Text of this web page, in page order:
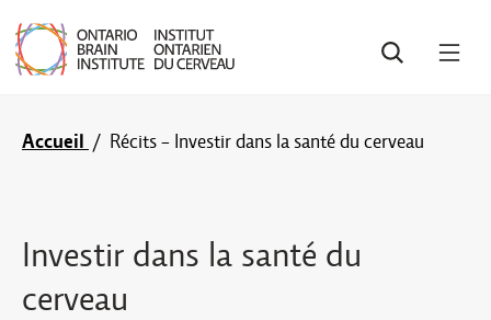
RECHERCHE
Accueil / Récits - Investir dans la santé du cerveau
Investir dans la santé du
cerveau